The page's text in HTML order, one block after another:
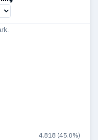
4.818 (45.0%)